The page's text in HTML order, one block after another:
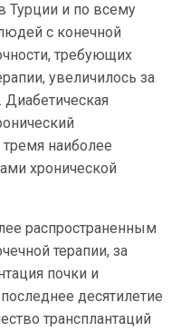
Турции и по всему
с конечной
требующих
увеличилось за
Диабетическая
наиболее
хронической
распространенным
терапии, за
почки и
десятилетие
трансплантаций